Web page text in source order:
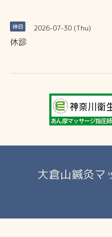
休日 2026-07-30 (Thu)
休診
大倉山鍼灸マ